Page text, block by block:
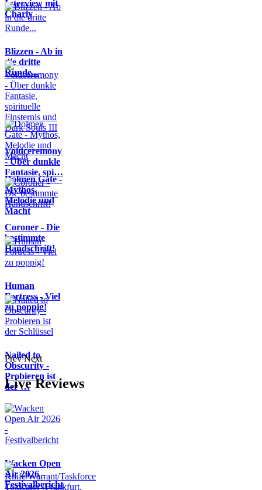
Interview mit
Charly
Blizzen - Ab in
die dritte
Runde...
Voidceremony
- Über dunkle
Fantasie, spi…
Dolmen Gate -
Mythos,
Melodie und
Macht
Coroner - Die
bestimmte
Handschrift!
Human
Fortress - Viel
zu poppig!
Nailed to
Obscurity -
Probieren ist
der …
Prev Next
Live Reviews
Wacken Open
Air 2026 -
Festivalbericht